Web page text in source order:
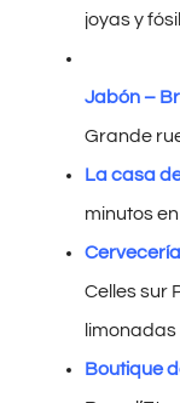
joyas y
Jabón –
Grande
La casa
minutos
Celles sur
limonadas
Boutique